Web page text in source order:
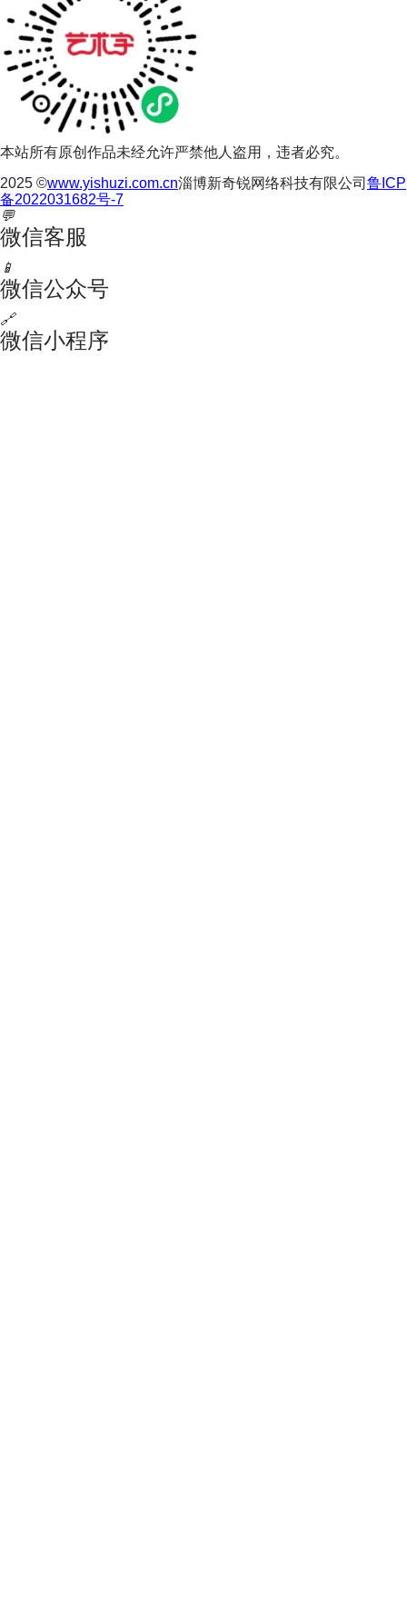
本站所有原创作品未经允许严禁他人盗用，违者必究。
2025 ©www.yishuzi.com.cn淄博新奇锐网络科技有限公司 鲁ICP
备2022031682号-7
💬
微信客服
📱
微信公众号
🔗
微信小程序